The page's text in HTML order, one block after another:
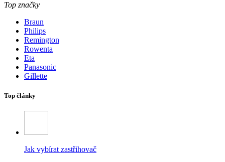
Top značky
Braun
Philips
Remington
Rowenta
Eta
Panasonic
Gillette
Top články
Jak vybírat zastřihovač